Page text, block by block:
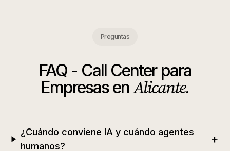
Preguntas
FAQ - Call Center para
EmpresasenAlicante.
¿Cuándo conviene IA y cuándo agentes
humanos?
+